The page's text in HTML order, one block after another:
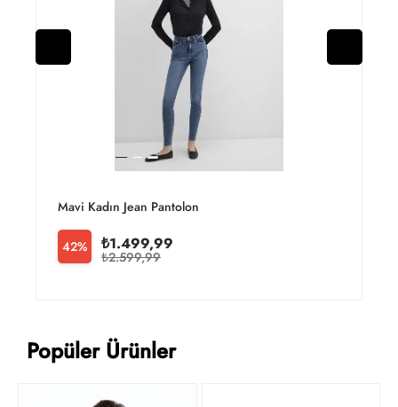
Mavi Kadın Jean Pantolon M100980-82194
42% ₺1.499,99
₺2.599,99
Popüler Ürünler